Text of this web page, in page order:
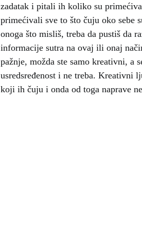
zadatak i pitali ih koliko su
primećivali sve to što čuju oko sebe
onoga što misliš, treba da pustiš da
informacije sutra na ovaj ili onaj
pažnje, možda ste samo kreativni, a
usredsređenost i ne treba. Kreativni
koji ih čuju i onda od toga naprave